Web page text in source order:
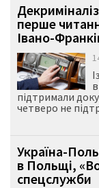
перше
Івано-
підтримали
четверо не
Україна-
в Польщі,
спецслужби